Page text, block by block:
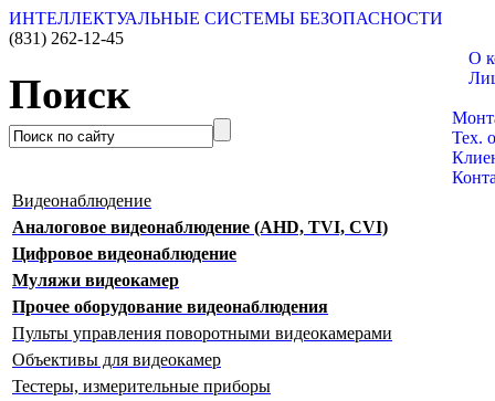
ИНТЕЛЛЕКТУАЛЬНЫЕ СИСТЕМЫ БЕЗОПАСНОСТИ
(831) 262-12-45
Поиск
О
Тех.
Видеонаблюдение
Аналоговое видеонаблюдение (AHD, TVI, CVI)
Цифровое видеонаблюдение
Муляжи видеокамер
Прочее оборудование видеонаблюдения
Пульты управления поворотными видеокамерами
Объективы для видеокамер
Тестеры, измерительные приборы